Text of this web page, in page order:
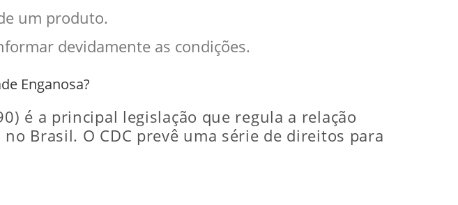
um produto.
devidamente as condições.
Enganosa?
é a principal legislação que regula a relação
Brasil. O CDC prevê uma série de direitos para